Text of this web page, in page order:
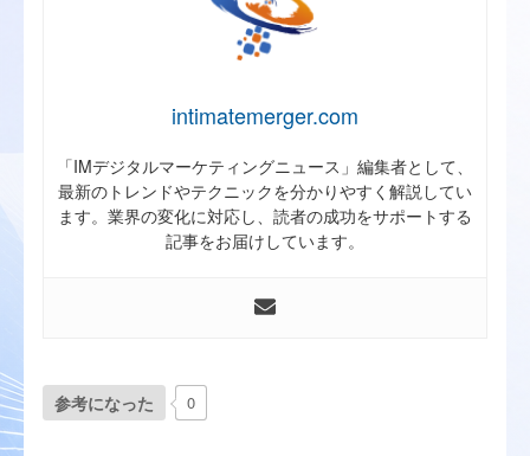
intimatemerger.com
「IMデジタルマーケティングニュース」編集者として、
最新のトレンドやテクニックを分かりやすく解説してい
ます。業界の変化に対応し、読者の成功をサポートする
記事をお届けしています。
参考になった 0